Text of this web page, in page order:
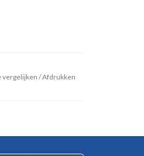
vergelijken /Afdrukken